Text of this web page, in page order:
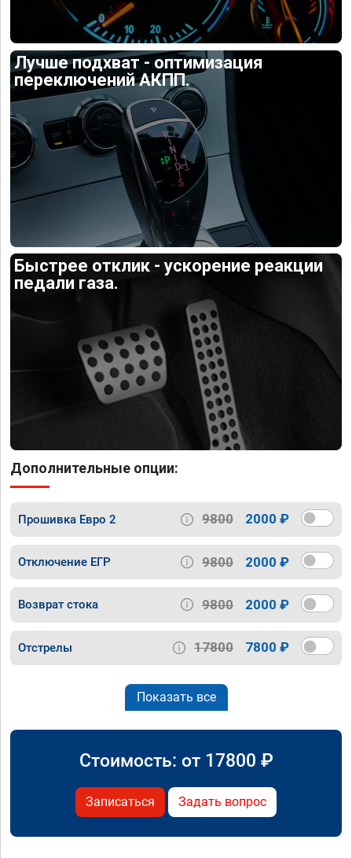
Лучше подхват - оптимизация
переключений АКПП.
Быстрее отклик - ускорение реакции
педали газа.
Дополнительные опции:
Прошивка Евро 2 9800 2000 ₽
Отключение ЕГР 9800 2000 ₽
Возврат стока 9800 2000 ₽
Отстрелы 17800 7800 ₽
Показать все
Стоимость: от 17800 ₽
Записаться Задать вопрос